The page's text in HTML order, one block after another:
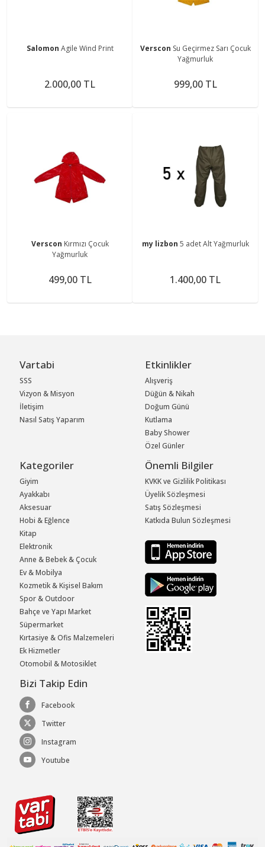
Salomon Agile Wind Print
2.000,00 TL
Verscon Su Geçirmez Sarı Çocuk
Yağmurluk
999,00 TL
Verscon Kırmızı Çocuk
Yağmurluk
499,00 TL
my lizbon 5 adet Alt Yağmurluk
1.400,00 TL
Vartabi
SSS
Vizyon & Misyon
İletişim
Nasıl Satış Yaparım
Etkinlikler
Alışveriş
Düğün & Nikah
Doğum Günü
Kutlama
Baby Shower
Özel Günler
Kategoriler
Giyim
Ayakkabı
Aksesuar
Hobi & Eğlence
Kitap
Elektronik
Anne & Bebek & Çocuk
Ev & Mobilya
Kozmetik & Kişisel Bakım
Spor & Outdoor
Bahçe ve Yapı Market
Süpermarket
Kırtasiye & Ofis Malzemeleri
Ek Hizmetler
Otomobil & Motosiklet
Önemli Bilgiler
KVKK ve Gizlilik Politikası
Üyelik Sözleşmesi
Satış Sözleşmesi
Katkıda Bulun Sözleşmesi
Bizi Takip Edin
Facebook
Twitter
Instagram
Youtube